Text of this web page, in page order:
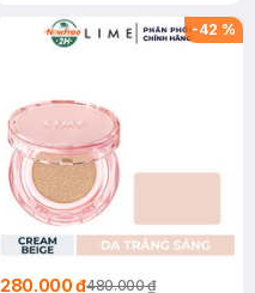
-42 %
280.000 ₫480.000 ₫